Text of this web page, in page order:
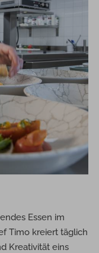
Essen im
Timo kreiert täglich
Kreativität eins